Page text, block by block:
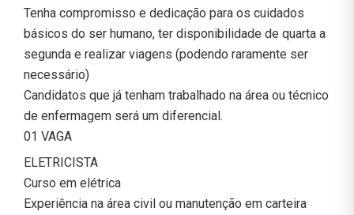
Tenha compromisso e dedicação para os cuidados
básicos do ser humano, ter disponibilidade de quarta a
segunda e realizar viagens (podendo raramente ser
necessário)
Candidatos que já tenham trabalhado na área ou técnico
de enfermagem será um diferencial.
01 VAGA
ELETRICISTA
Curso em elétrica
Experiência na área civil ou manutenção em carteira